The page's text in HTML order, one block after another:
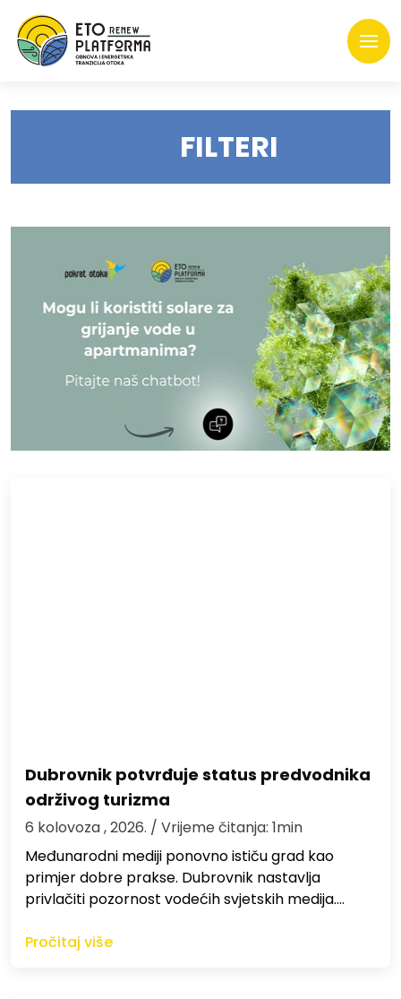
FILTERI
Dubrovnik potvrđuje status predvodnika
održivog turizma
6 kolovoza , 2026. / Vrijeme čitanja: 1min
Međunarodni mediji ponovno ističu grad kao
primjer dobre prakse. Dubrovnik nastavlja
privlačiti pozornost vodećih svjetskih medija.…
Pročitaj više